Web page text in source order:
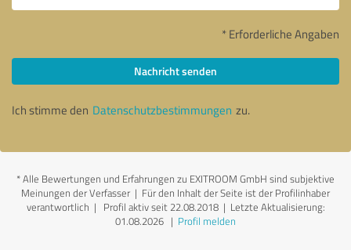
* Erforderliche Angaben
Nachricht senden
Ich stimme den Datenschutzbestimmungen zu.
*Alle Bewertungen und Erfahrungen zu EXITROOM GmbH sind subjektive
Meinungen der Verfasser | Für den Inhalt der Seite ist der Profilinhaber
verantwortlich | Profil aktiv seit 22.08.2018 | Letzte Aktualisierung:
01.08.2026 | Profil melden